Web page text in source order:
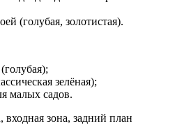
(голубая, золотистая).
зелёная);
малых садов.
входная зона, задний план